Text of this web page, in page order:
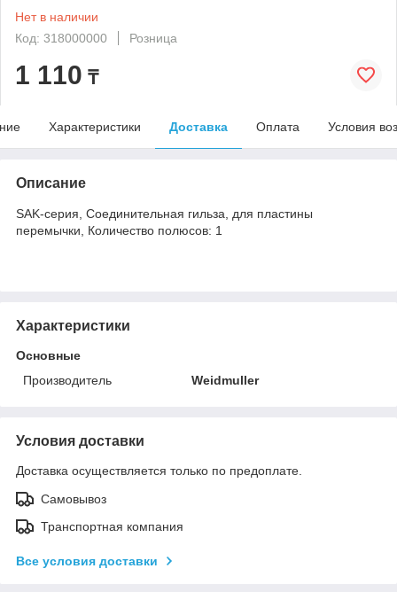
Нет в наличии
Код: 318000000
Розница
1 110 ₸
Характеристики Доставка Оплата Условия
Описание
SAK-серия, Соединительная гильза, для пластины
перемычки, Количество полюсов: 1
Характеристики
Основные
Производитель
Weidmuller
Условия доставки
Доставка осуществляется только по предоплате.
Самовывоз
Транспортная компания
Все условия доставки